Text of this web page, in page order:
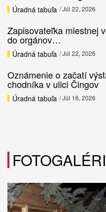
Úradná tabuľa / Júl 22, 2026
Zapisovateľka miestnej
do orgánov…
Úradná tabuľa / Júl 22, 2026
Oznámenie o začatí
chodníka v ulici Čingov
Úradná tabuľa / Júl 16, 2026